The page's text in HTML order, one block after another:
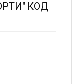
КОД